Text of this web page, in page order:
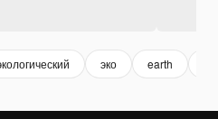
эко earth